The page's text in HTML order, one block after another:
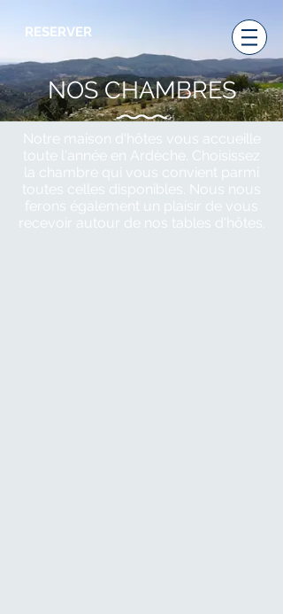
RESERVER
NOS CHAMBRES
Notre maison d'hôtes vous accueille
toute l'année en Ardèche. Choisissez
la chambre qui vous convient parmi
toutes celles disponibles. Nous nous
ferons également un plaisir de vous
recevoir autour de nos tables d'hôtes.